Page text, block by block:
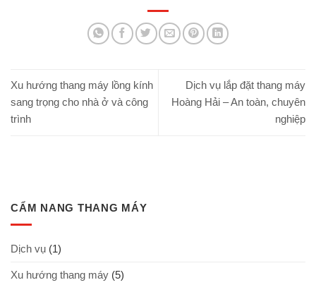
CẨM NANG THANG MÁY
Dịch vụ (1)
Xu hướng thang máy (5)
Xu hướng thang máy lồng kính
sang trọng cho nhà ở và công
trình
Dịch vụ lắp đặt thang máy
Hoàng Hải – An toàn, chuyên
nghiệp